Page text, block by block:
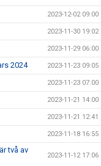
2023-12-02 09:00
2023-11-30 19:02
2023-11-29 06:00
2024 2023-11-23 09:05
2023-11-23 07:00
2023-11-21 14:00
2023-11-21 12:41
2023-11-18 16:55
två av
2023-11-12 17:06